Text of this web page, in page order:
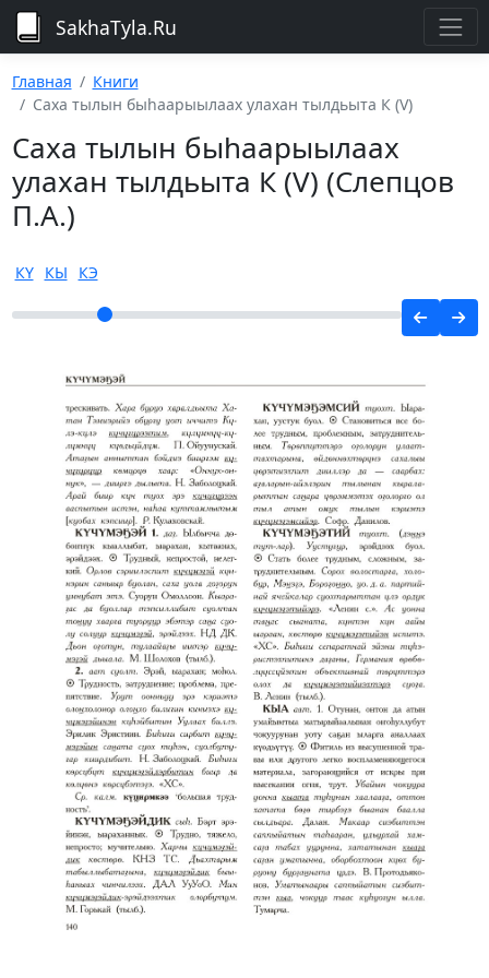
SakhaTyla.Ru
Главная
Книги
Саха тылын быһаарыылаах улахан тылдьыта К (V)
Саха тылын быһаарыылаах
улахан тылдьыта К (V) (Слепцов
П.А.)
КҮ КЫ КЭ